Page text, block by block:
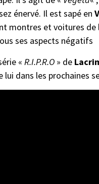
énervé. Il est sapé en
montres et voitures
ses aspects négatifs
« R.I.P.R.O » de
dans les prochaines